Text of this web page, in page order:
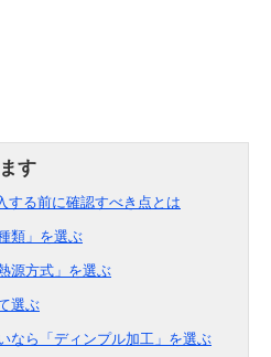
る前に確認すべき点とは
類」を選ぶ
源方式」を選ぶ
選ぶ
なら「ディンプル加工」を選ぶ